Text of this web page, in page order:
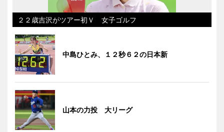
２２歳吉沢がツアー初Ｖ 女子ゴルフ
中島ひとみ、１２秒６２の日本新
山本の力投 大リーグ